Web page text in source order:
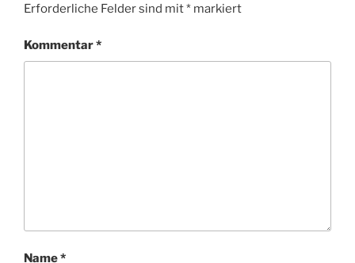
Erforderliche Felder sind mit* markiert
Kommentar*
Name*